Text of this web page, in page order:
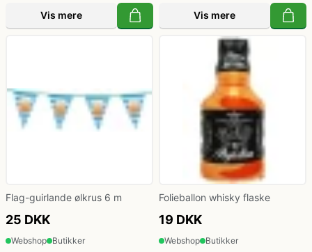
Vis mere Vis mere
Flag-guirlande ølkrus 6 m
25 DKK
Webshop Butikker
Folieballon whisky flaske
19 DKK
Webshop Butikker